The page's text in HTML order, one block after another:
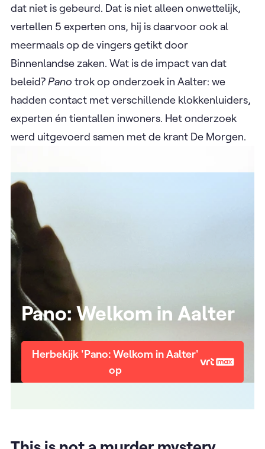
dat niet is gebeurd. Dat is niet alleen onwettelijk,
vertellen 5 experten ons, hij is daarvoor ook al
meermaals op de vingers getikt door
Binnenlandse zaken. Wat is de impact van dat
beleid?Pano trok op onderzoek in Aalter: we
hadden contact met verschillende klokkenluiders,
experten én tientallen inwoners. Het onderzoek
werd uitgevoerd samen met de krant De Morgen.
Pano: Welkom in Aalter
Herbekijk 'Pano: Welkom in Aalter'
op